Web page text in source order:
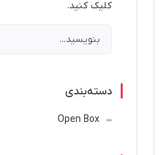
کلیک کنید.
دسته‌بندی
Open Box